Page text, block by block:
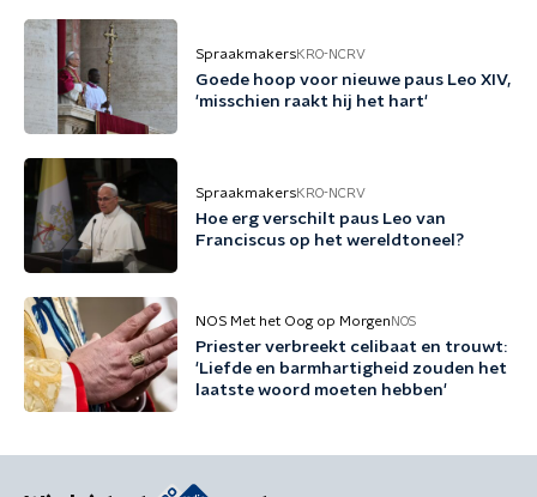
SpraakmakersKRO-NCRV
Goede hoop voor nieuwe paus Leo XIV,
'misschien raakt hij het hart'
SpraakmakersKRO-NCRV
Hoe erg verschilt paus Leo van
Franciscus op het wereldtoneel?
NOS Met het Oog op Morgen NOS
Priester verbreekt celibaat en trouwt:
'Liefde en barmhartigheid zouden het
laatste woord moeten hebben'